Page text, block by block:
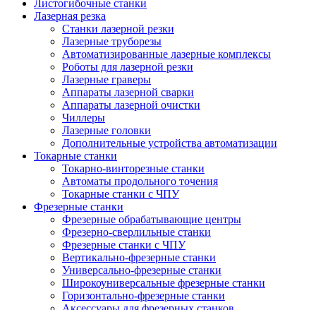
Листогибочные станки
Лазерная резка
Станки лазерной резки
Лазерные труборезы
Автоматизированные лазерные комплексы
Роботы для лазерной резки
Лазерные граверы
Аппараты лазерной сварки
Аппараты лазерной очистки
Чиллеры
Лазерные головки
Дополнительные устройства автоматизации
Токарные станки
Токарно-винторезные станки
Автоматы продольного точения
Токарные станки с ЧПУ
Фрезерные станки
Фрезерные обрабатывающие центры
Фрезерно-сверлильные станки
Фрезерные станки с ЧПУ
Вертикально-фрезерные станки
Универсально-фрезерные станки
Широкоуниверсальные фрезерные станки
Горизонтально-фрезерные станки